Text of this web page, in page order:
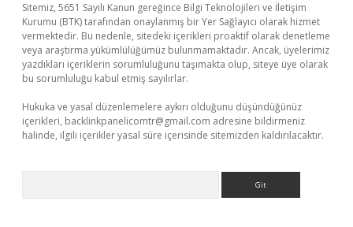
Sitemiz, 5651 Sayılı Kanun gereğince Bilgi Teknolojileri ve İletişim
Kurumu (BTK) tarafından onaylanmış bir Yer Sağlayıcı olarak hizmet
vermektedir. Bu nedenle, sitedeki içerikleri proaktif olarak denetleme
veya araştırma yükümlülüğümüz bulunmamaktadır. Ancak, üyelerimiz
yazdıkları içeriklerin sorumluluğunu taşımakta olup, siteye üye olarak
bu sorumluluğu kabul etmiş sayılırlar.
Hukuka ve yasal düzenlemelere aykırı olduğunu düşündüğünüz
içerikleri, backlinkpanelicomtr@gmail.com adresine bildirmeniz
halinde, ilgili içerikler yasal süre içerisinde sitemizden kaldırılacaktır.